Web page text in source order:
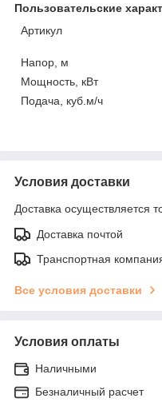
Пользовательские
Артикул
Напор, м
Мощность, кВт
Подача, куб.м/ч
Условия доставки
Доставка осуществляется
Доставка почтой
Транспортная
Все условия доставки
Условия оплаты
Наличными
Безналичный расчет